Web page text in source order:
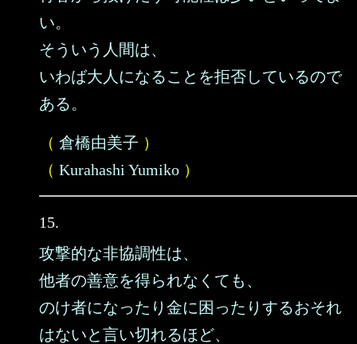
い。
そういう人間は、
いわば大人になることを拒否しているので
ある。
（ 倉橋由美子 ）
（ Kurahashi Yumiko ）
15.
攻撃的な非協調性は、
他者の善意を得られなくても、
のけ者になったり金に困ったりするおそれ
はないと言い切れるほど、